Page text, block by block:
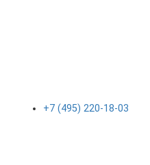
+7 (495) 220-18-03